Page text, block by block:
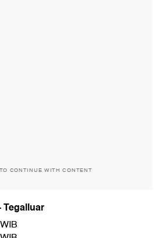
CONTINUE WITH CONTENT
Tegalluar